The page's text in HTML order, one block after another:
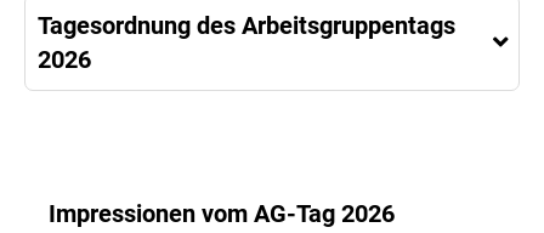
Tagesordnung des Arbeitsgruppentags
2026
Impressionen vom AG-Tag 2026